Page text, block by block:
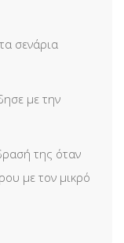
σενάρια
με την
της όταν
με τον μικρό